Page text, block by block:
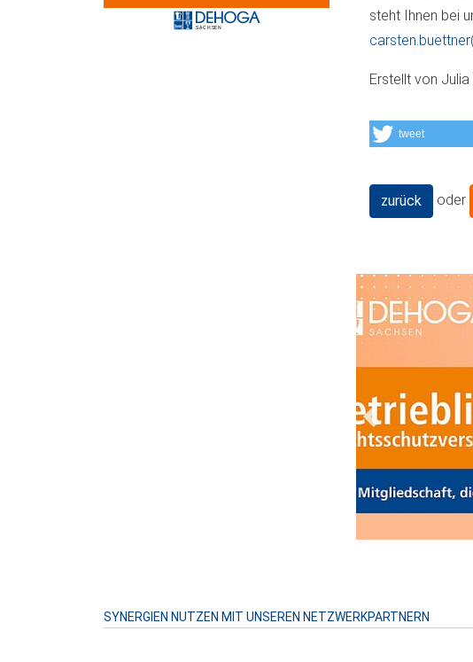
steht Ihnen bei
Erstellt von
tweet
zurück oder
Previous
SYNERGIEN NUTZEN MIT UNSEREN NETZWERKPARTNERN